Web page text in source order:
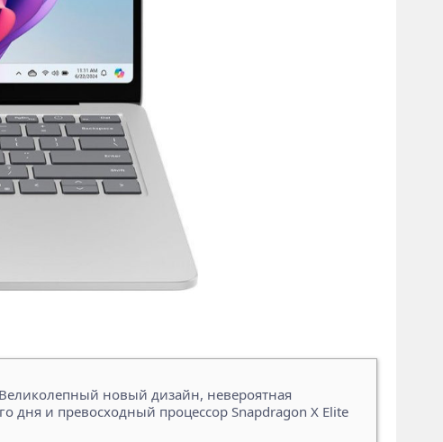
новый дизайн, невероятная
дня и превосходный процессор Snapdragon X Elite